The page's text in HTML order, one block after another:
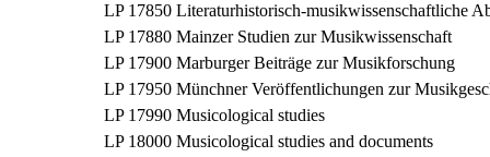
LP 17850 Literaturhistorisch-musikwissenschaftliche
LP 17880 Mainzer Studien zur Musikwissenschaft
LP 17900 Marburger Beiträge zur Musikforschung
LP 17950 Münchner Veröffentlichungen zur
LP 17990 Musicological studies
LP 18000 Musicological studies and documents